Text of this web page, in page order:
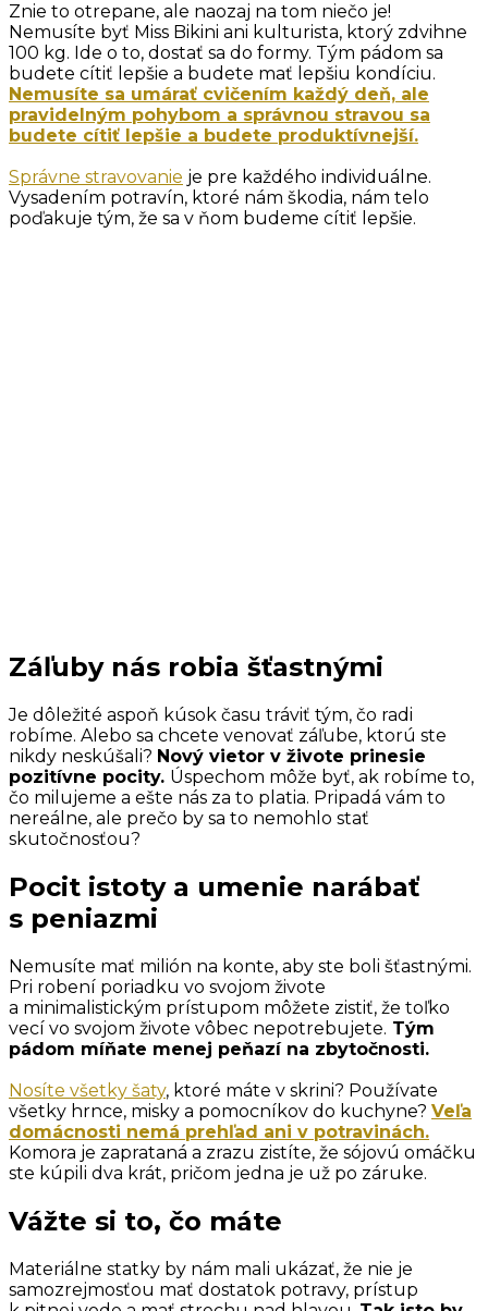
Znie to otrepane, ale naozaj na tom niečo je!
Nemusíte byť Miss Bikini ani kulturista, ktorý zdvihne
100 kg. Ide o to, dostať sa do formy. Tým pádom sa
budete cítiť lepšie a budete mať lepšiu kondíciu.
Nemusíte sa umárať cvičením každý deň, ale
pravidelným pohybom a správnou stravou sa
budete cítiť lepšie a budete produktívnejší.
Správne stravovanie je pre každého individuálne.
Vysadením potravín, ktoré nám škodia, nám telo
poďakuje tým, že sa v ňom budeme cítiť lepšie.
Záľuby nás robia šťastnými
Je dôležité aspoň kúsok času tráviť tým, čo radi
robíme. Alebo sa chcete venovať záľube, ktorú ste
nikdy neskúšali? Nový vietor v živote prinesie
pozitívne pocity. Úspechom môže byť, ak robíme to,
čo milujeme a ešte nás za to platia. Pripadá vám to
nereálne, ale prečo by sa to nemohlo stať
skutočnosťou?
Pocit istoty a umenie narábať
s peniazmi
Nemusíte mať milión na konte, aby ste boli šťastnými.
Pri robení poriadku vo svojom živote
a minimalistickým prístupom môžete zistiť, že toľko
vecí vo svojom živote vôbec nepotrebujete. Tým
pádom míňate menej peňazí na zbytočnosti.
Nosíte všetky šaty, ktoré máte v skrini? Používate
všetky hrnce, misky a pomocníkov do kuchyne? Veľa
domácnosti nemá prehľad ani v potravinách.
Komora je zaprataná a zrazu zistíte, že sójovú omáčku
ste kúpili dva krát, pričom jedna je už po záruke.
Vážte si to, čo máte
Materiálne statky by nám mali ukázať, že nie je
samozrejmosťou mať dostatok potravy, prístup